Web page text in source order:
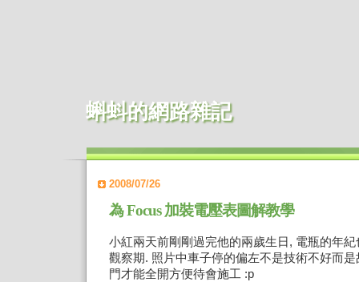
蝌蚪的網路雜記
2008/07/26
為 Focus 加裝電壓表圖解教學
小紅兩天前剛剛過完他的兩歲生日, 電瓶的年
觀察期. 照片中車子停的偏左不是技術不好而
門才能全開方便待會施工 :p